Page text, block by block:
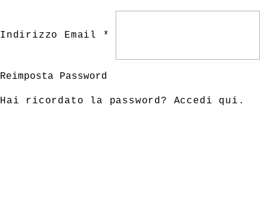
Indirizzo Email *
Reimposta Password
Hai ricordato la password? Accedi qui .